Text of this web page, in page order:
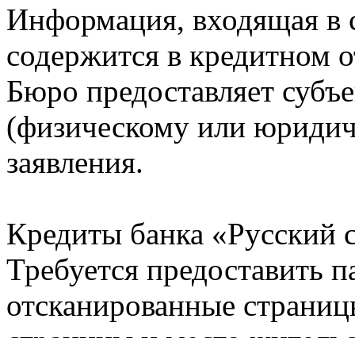
Информация, входящая в
содержится в кредитном
Бюро предоставляет
(физическому или
заявления.
Кредиты банка «Русский
Требуется предоставить
отсканированные